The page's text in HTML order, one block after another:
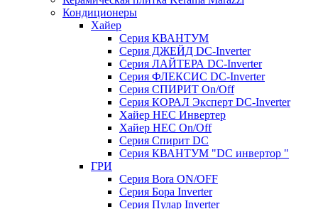
Кондиционеры
Хайер
Серия КВАНТУМ
Серия ДЖЕЙД DC-Inverter
Серия ЛАЙТЕРА DC-Inverter
Серия ФЛЕКСИС DC-Inverter
Серия СПИРИТ On/Off
Серия КОРАЛ Эксперт DC-Inverter
Хайер HEC Инвертер
Хайер HEC On/Off
Серия Спирит DC
Серия КВАНТУМ "DC инвертор "
ГРИ
Серия Bora ON/OFF
Серия Бора Inverter
Серия Пулар Inverter